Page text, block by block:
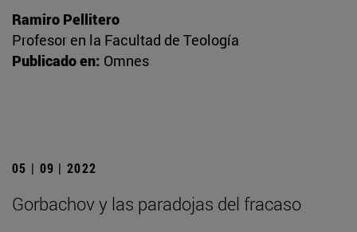
Ramiro Pellitero
Profesor en la Facultad de Teología
Publicado en: Omnes
05 | 09 | 2022
Gorbachov y las paradojas del fracaso